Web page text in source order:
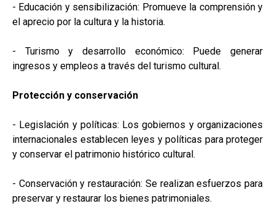
- Educación y sensibilización: Promueve la comprensión y
el aprecio por la cultura y la historia.
- Turismo y desarrollo económico: Puede generar
ingresos y empleos a través del turismo cultural.
Protección y conservación
- Legislación y políticas: Los gobiernos y organizaciones
internacionales establecen leyes y políticas para proteger
y conservar el patrimonio histórico cultural.
- Conservación y restauración: Se realizan esfuerzos para
preservar y restaurar los bienes patrimoniales.